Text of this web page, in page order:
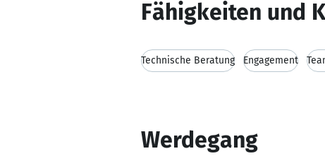
Fähigkeiten und
Technische Beratung Engagement
Werdegang